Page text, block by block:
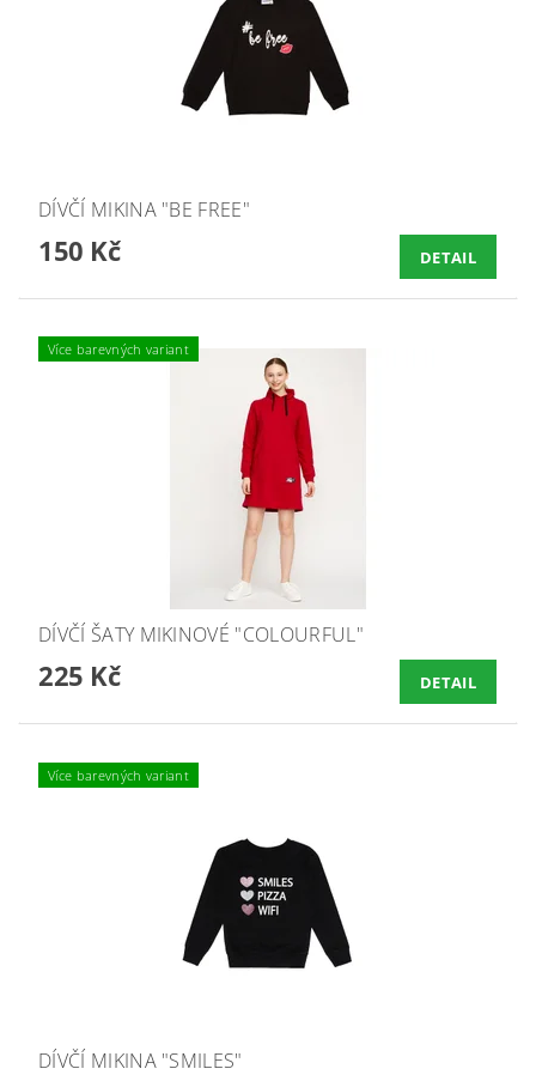
DÍVČÍ MIKINA "BE FREE"
150 Kč DETAIL
Více barevných variant
DÍVČÍ ŠATY MIKINOVÉ "COLOURFUL"
225 Kč DETAIL
Více barevných variant
DÍVČÍ MIKINA "SMILES"